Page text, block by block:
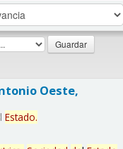
Oeste,
l Estado.